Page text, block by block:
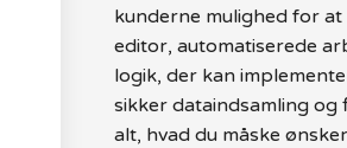
kunderne mulighed for at
editor, automatiserede
logik, der kan
sikker dataindsamling
alt, hvad du måske